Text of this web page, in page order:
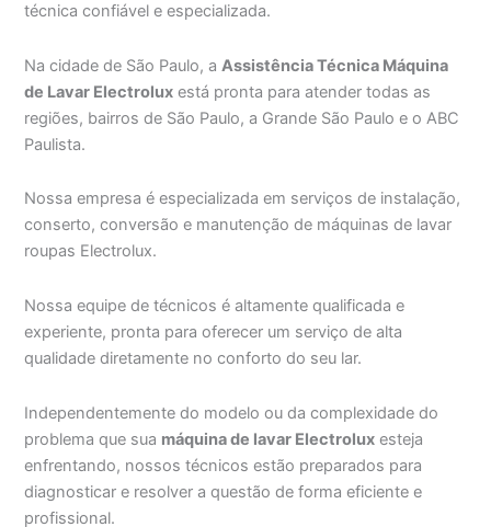
técnica confiável e especializada.
Na cidade de São Paulo, aAssistência Técnica Máquina
de Lavar Electrolux está pronta para atender todas as
regiões, bairros de São Paulo, a Grande São Paulo e o ABC
Paulista.
Nossa empresa é especializada em serviços de instalação,
conserto, conversão e manutenção de máquinas de lavar
roupas Electrolux.
Nossa equipe de técnicos é altamente qualificada e
experiente, pronta para oferecer um serviço de alta
qualidade diretamente no conforto do seu lar.
Independentemente do modelo ou da complexidade do
problema que sua máquina de lavar Electrolux esteja
enfrentando, nossos técnicos estão preparados para
diagnosticar e resolver a questão de forma eficiente e
profissional.